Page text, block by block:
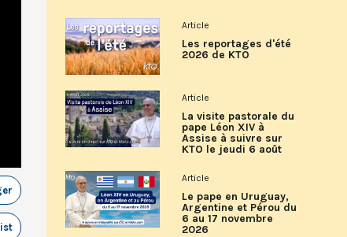
Article
Les reportages d'été
2026 de KTO
Article
La visite pastorale du
pape Léon XIV à
Assise à suivre sur
KTO le jeudi 6 août
Article
Le pape en Uruguay,
Argentine et Pérou du
6 au 17 novembre
2026